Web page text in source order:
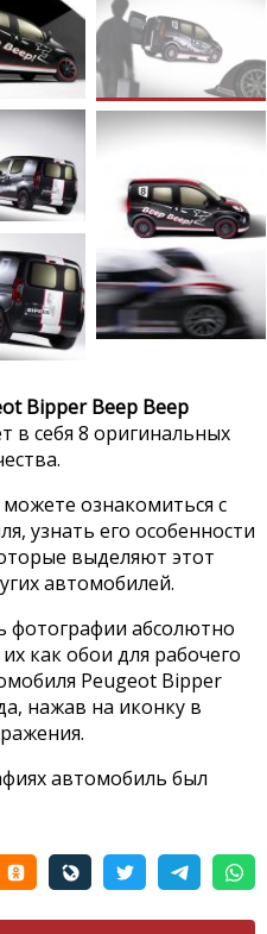
Bipper Beep Beep
в себя 8 оригинальных
ознакомиться с
узнать его особенности
выделяют этот
автомобилей.
фотографии абсолютно
как обои для рабочего
Peugeot Bipper
нажав на иконку в
автомобиль был